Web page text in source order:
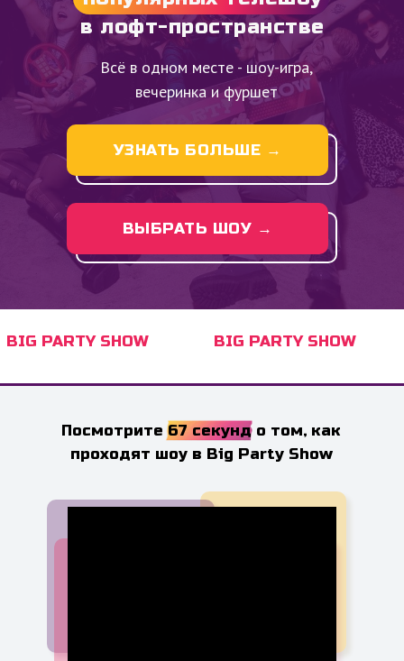
Всё в одном месте - шоу-игра,
вечеринка и фуршет
УЗНАТЬ БОЛЬШЕ →
ВЫБРАТЬ ШОУ →
в лофт-пространстве
BIG PARTY SHOW BIG PARTY SHOW
Посмотрите 67 секунд о том, как
проходят шоу в Big Party Show